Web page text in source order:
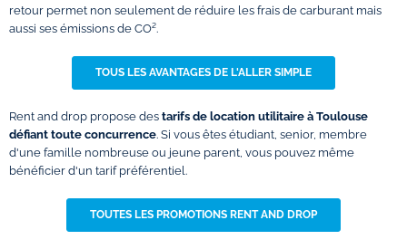
retour permet non seulement de réduire les frais de carburant mais
aussi ses émissions de CO².
TOUS LES AVANTAGES DE L'ALLER SIMPLE
Rent and drop propose des tarifs de location utilitaire à Toulouse
défiant toute concurrence. Si vous êtes étudiant, senior, membre
d'une famille nombreuse ou jeune parent, vous pouvez même
bénéficier d'un tarif préférentiel.
TOUTES LES PROMOTIONS RENT AND DROP